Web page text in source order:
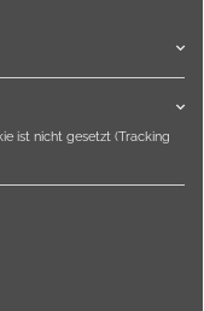
ist nicht gesetzt (Tracking